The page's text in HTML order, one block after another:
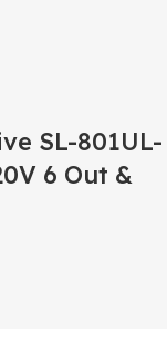
SL-801UL-
6 Out &